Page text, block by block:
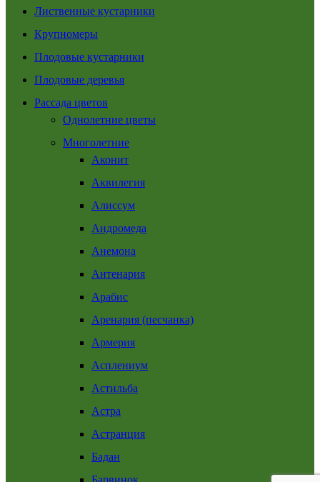
Лиственные кустарники
Крупномеры
Плодовые кустарники
Плодовые деревья
Рассада цветов
Однолетние цветы
Многолетние
Аконит
Аквилегия
Алиссум
Андромеда
Анемона
Антенария
Арабис
Аренария (песчанка)
Армерия
Асплениум
Астильба
Астра
Астранция
Бадан